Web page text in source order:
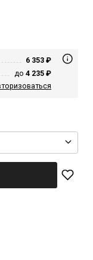
6 353 ₽
до 4 235 ₽